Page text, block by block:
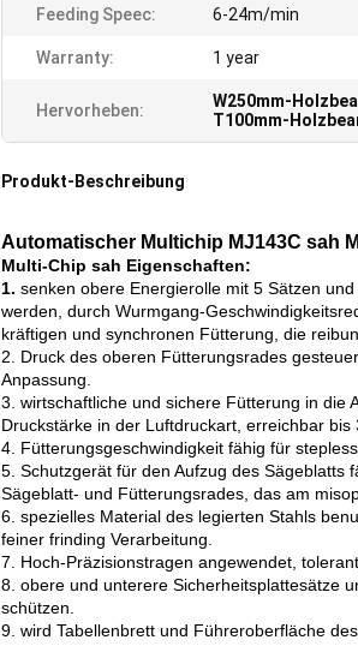
Feeding Speec: 6-24m/min
Warranty: 1 year
Hervorheben: W250mm-
T100mm-
Produkt-Beschreibung
Automatischer Multichip MJ143C sah
Multi-Chip sah Eigenschaften:
1. senken obere Energierolle mit 5 Sätzen
werden, durch Wurmgang-
kräftigen und synchronen Fütterung, die
2. Druck des oberen Fütterungsrades
Anpassung.
3. wirtschaftliche und sichere Fütterung in die
Druckstärke in der Luftdruckart, erreichbar bis
4. Fütterungsgeschwindigkeit fähig für
5. Schutzgerät für den Aufzug des Sägeblatts
Sägeblatt- und Fütterungsrades, das am
6. spezielles Material des legierten Stahls
feiner frinding Verarbeitung.
7. Hoch-Präzisionstragen angewendet,
8. obere und unterere Sicherheitsplattesätze
schützen.
9. wird Tabellenbrett und Führeroberfläche